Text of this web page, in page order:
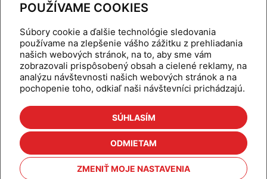
POUŽÍVAME COOKIES
Súbory cookie a ďalšie technológie sledovania
používame na zlepšenie vášho zážitku z prehliadania
našich webových stránok, na to, aby sme vám
zobrazovali prispôsobený obsah a cielené reklamy, na
analýzu návštevnosti našich webových stránok a na
pochopenie toho, odkiaľ naši návštevníci prichádzajú.
SÚHLASÍM
ODMIETAM
ZMENIŤ MOJE NASTAVENIA
Dynamické termostatické ventily
Domov
Produkty
Aktuality
Odber šikovné tipy
Kalkulačky
Cenníky
Na stiahnutie
Referencie
Kontakt